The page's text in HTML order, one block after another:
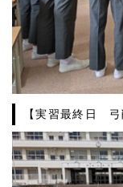
【実習最終日 弓